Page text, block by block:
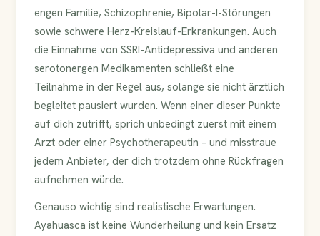
engen Familie, Schizophrenie, Bipolar-I-Störungen
sowie schwere Herz-Kreislauf-Erkrankungen. Auch
die Einnahme von SSRI-Antidepressiva und anderen
serotonergen Medikamenten schließt eine
Teilnahme in der Regel aus, solange sie nicht ärztlich
begleitet pausiert wurden. Wenn einer dieser Punkte
auf dich zutrifft, sprich unbedingt zuerst mit einem
Arzt oder einer Psychotherapeutin – und misstraue
jedem Anbieter, der dich trotzdem ohne Rückfragen
aufnehmen würde.
Genauso wichtig sind realistische Erwartungen.
Ayahuasca ist keine Wunderheilung und kein Ersatz